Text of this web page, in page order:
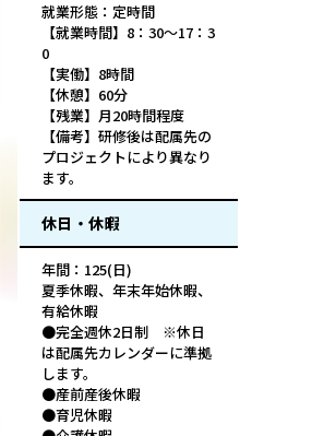
就業形態：定時間
【就業時間】8：30～17：3
0
【実働】8時間
【休憩】60分
【残業】月20時間程度
【備考】研修後は配属先の
プロジェクトにより異なり
ます。
休日・休暇
年間：125(日)
夏季休暇、年末年始休暇、
有給休暇
●完全週休2日制 ※休日
は配属先カレンダーに準拠
します。
●産前産後休暇
●育児休暇